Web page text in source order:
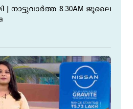
| നാട്ടുവാര്‍ത്ത 8.30AM ജൂലൈ